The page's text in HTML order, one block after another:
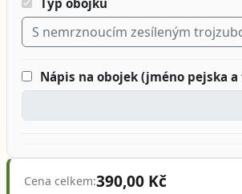
S nemrznoucím zesíleným
Nápis na obojek (jméno pejska
Cena celkem:390,00 Kč